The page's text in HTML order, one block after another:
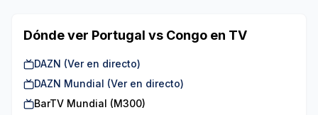
Dónde ver Portugal vs Congo en TV
DAZN (Ver en directo)
DAZN Mundial (Ver en directo)
BarTV Mundial (M300)